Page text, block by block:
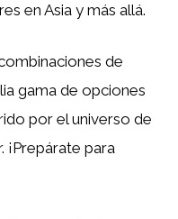
en Asia y más allá.
de
gama de opciones
por el universo de
¡Prepárate para